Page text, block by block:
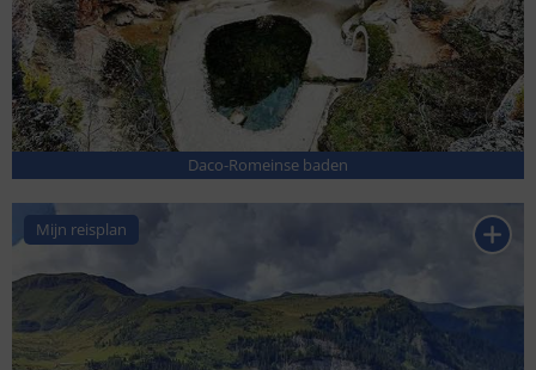
Daco-Romeinse baden
Mijn reisplan